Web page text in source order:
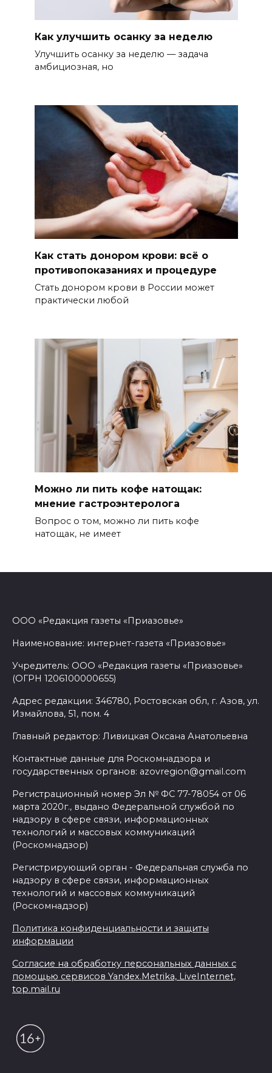
Как улучшить осанку за неделю
Улучшить осанку за неделю — задача
амбициозная, но
Как стать донором крови: всё о
противопоказаниях и процедуре
Стать донором крови в России может
практически любой
Можно ли пить кофе натощак:
мнение гастроэнтеролога
Вопрос о том, можно ли пить кофе
натощак, не имеет
ООО «Редакция газеты «Приазовье»
Наименование: интернет-газета «Приазовье»
Учредитель: ООО «Редакция газеты «Приазовье»
(ОГРН 1206100000655)
Адрес редакции: 346780, Ростовская обл, г. Азов, ул.
Измайлова, 51, пом. 4
Главный редактор: Ливицкая Оксана Анатольевна
Контактные данные для Роскомнадзора и
государственных органов: azovregion@gmail.com
Регистрационный номер Эл № ФС 77-78054 от 06
марта 2020г., выдано Федеральной службой по
надзору в сфере связи, информационных
технологий и массовых коммуникаций
(Роскомнадзор)
Регистрирующий орган - Федеральная служба по
надзору в сфере связи, информационных
технологий и массовых коммуникаций
(Роскомнадзор)
Политика конфиденциальности и защиты
информации
Согласие на обработку персональных данных с
помощью сервисов Yandex.Metrika, LiveInternet,
top.mail.ru